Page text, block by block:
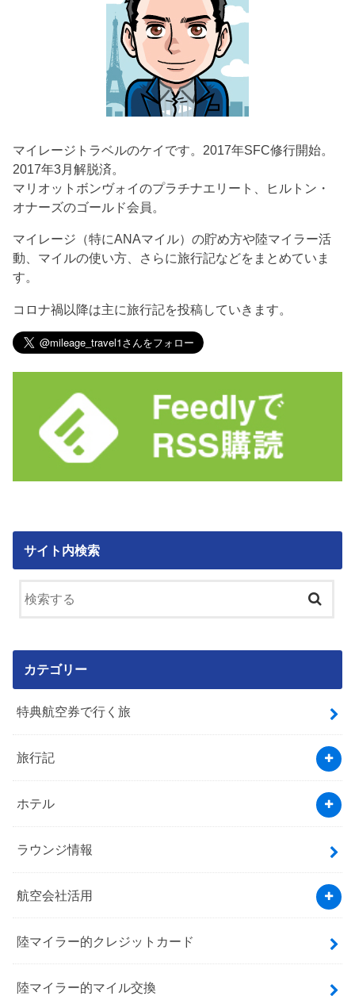
マイレージトラベルのケイです。2017年SFC修行開始。
2017年3月解脱済。
マリオットボンヴォイのプラチナエリート、ヒルトン・
オナーズのゴールド会員。
マイレージ（特にANAマイル）の貯め方や陸マイラー活
動、マイルの使い方、さらに旅行記などをまとめていま
す。
コロナ禍以降は主に旅行記を投稿していきます。
サイト内検索
カテゴリー
特典航空券で行く旅
旅行記
ホテル
ラウンジ情報
航空会社活用
陸マイラー的クレジットカード
陸マイラー的マイル交換